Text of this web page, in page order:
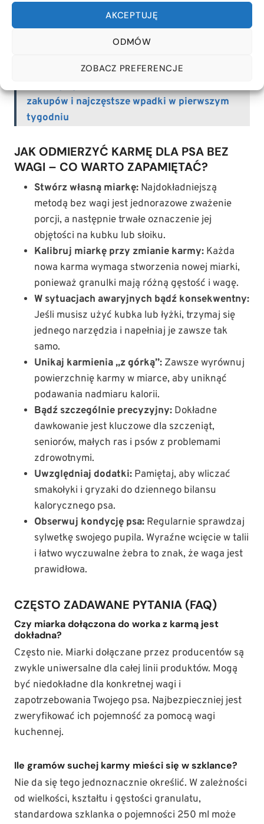
AKCEPTUJĘ
ODMÓW
ZOBACZ PREFERENCJE
najmniej precyzyjna metoda. Kontrola nad
ilością nasypywanej karmy jest praktycznie
zerowa, a ocena porcji w misce niemal zawsze
zakupów i najczęstsze wpadki w pierwszym
tygodniu
JAK ODMIERZYĆ KARMĘ DLA PSA BEZ
WAGI – CO WARTO ZAPAMIĘTAĆ?
Stwórz własną miarkę: Najdokładniejszą
metodą bez wagi jest jednorazowe zważenie
porcji, a następnie trwałe oznaczenie jej
objętości na kubku lub słoiku.
Kalibruj miarkę przy zmianie karmy: Każda
nowa karma wymaga stworzenia nowej miarki,
ponieważ granulki mają różną gęstość i wagę.
W sytuacjach awaryjnych bądź konsekwentny:
Jeśli musisz użyć kubka lub łyżki, trzymaj się
jednego narzędzia i napełniaj je zawsze tak
samo.
Unikaj karmienia „z górką”: Zawsze wyrównuj
powierzchnię karmy w miarce, aby uniknąć
podawania nadmiaru kalorii.
Bądź szczególnie precyzyjny: Dokładne
dawkowanie jest kluczowe dla szczeniąt,
seniorów, małych ras i psów z problemami
zdrowotnymi.
Uwzględniaj dodatki: Pamiętaj, aby wliczać
smakołyki i gryzaki do dziennego bilansu
kalorycznego psa.
Obserwuj kondycję psa: Regularnie sprawdzaj
sylwetkę swojego pupila. Wyraźne wcięcie w talii
i łatwo wyczuwalne żebra to znak, że waga jest
prawidłowa.
CZĘSTO ZADAWANE PYTANIA (FAQ)
Czy miarka dołączona do worka z karmą jest
dokładna?
Często nie. Miarki dołączane przez producentów są
zwykle uniwersalne dla całej linii produktów. Mogą
być niedokładne dla konkretnej wagi i
zapotrzebowania Twojego psa. Najbezpieczniej jest
zweryfikować ich pojemność za pomocą wagi
kuchennej.
Ile gramów suchej karmy mieści się w szklance?
Nie da się tego jednoznacznie określić. W zależności
od wielkości, kształtu i gęstości granulatu,
standardowa szklanka o pojemności 250 ml może